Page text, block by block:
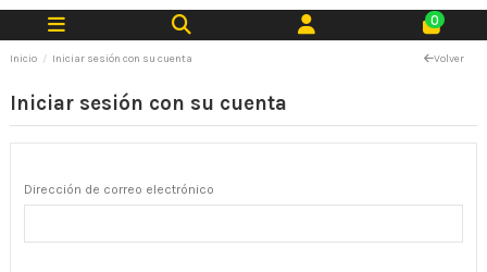
0
Inicio Iniciar sesión con su cuenta Volver
Iniciar sesión con su cuenta
Dirección de correo electrónico